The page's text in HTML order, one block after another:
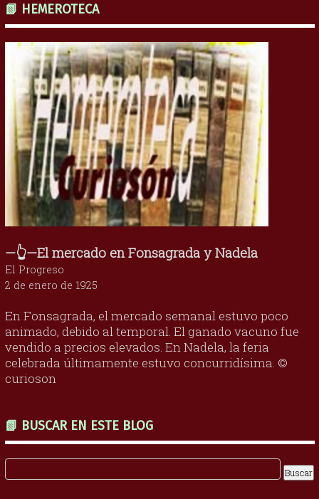
📗 HEMEROTECA
—👆—El mercado en Fonsagrada y Nadela
El Progreso
2 de enero de 1925
En Fonsagrada, el mercado semanal estuvo poco
animado, debido al temporal. El ganado vacuno fue
vendido a precios elevados. En Nadela, la feria
celebrada últimamente estuvo concurridísima. ©
curioson
📗 BUSCAR EN ESTE BLOG